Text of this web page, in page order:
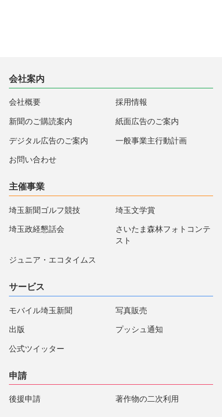
会社案内
会社概要 採用情報
新聞のご購読案内 紙面広告のご案内
デジタル広告のご案内 一般事業主行動計画
お問い合わせ
主催事業
埼玉新聞ゴルフ競技 埼玉文学賞
埼玉政経懇話会
さいたま森林フォトコンテ
スト
ジュニア・エコタイムス
サービス
モバイル埼玉新聞 写真販売
出版 プッシュ通知
公式ツイッター
申請
後援申請 著作物の二次利用